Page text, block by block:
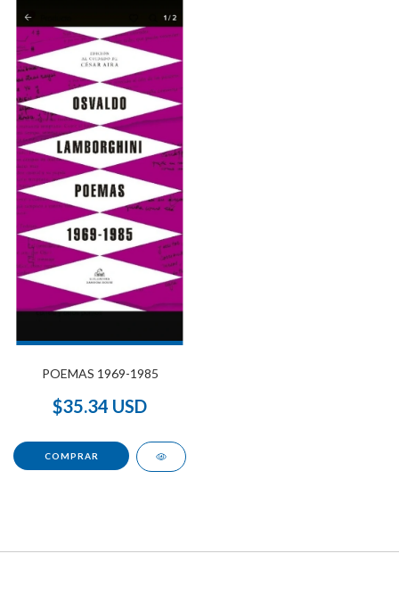
POEMAS 1969-1985
$35.34 USD